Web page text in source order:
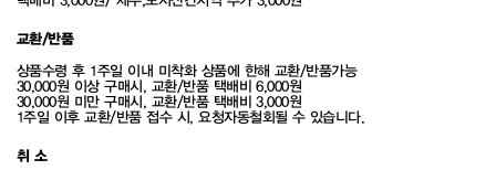
교환/반품
상품수령 후 1주일 이내 미착화 상품에 한해 교환/반품가능
30,000원 이상 구매시, 교환/반품 택배비 6,000원
30,000원 미만 구매시, 교환/반품 택배비 3,000원
1주일 이후 교환/반품 접수 시, 요청자동철회될 수 있습니다.
취 소